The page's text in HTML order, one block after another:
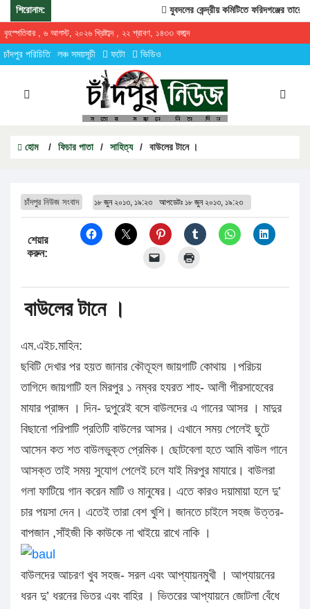
শিরোনাম: যুবদলের কেন্দ্রীয় কমিটিতে ফরিদগঞ্জের তারেকুর
বৃহস্পতিবার , ৬ আগস্ট, ২০২৬ খ্রিষ্টাব্দ , ২২ শ্রাবণ, ১৪৩৩ বঙ্গাব্দ
চাঁদপুর পরিচিতি লঞ্চ সময়সূচী ফটো ভিডিও
হোম / ফিচার পাতা / সাহিত্য / বাউলের টানে ।
চাঁদপুর নিউজ সংবাদ ১৮ জুন ২০১৩, ১৯:২৩ আপডেটঃ ১৮ জুন ২০১৩, ১৯:২৩
শেয়ার
করুন:
বাউলের টানে ।
এম.এইচ.মাহিন:
ছবিটি দেখার পর হয়ত জানার কৌতূহল জায়গাটি কোথায় ।পরিচয়
তাগিদে জায়গাটি হল মিরপুর ১ নম্বর হযরত শাহ- আলী পীরসাহেবের
মাযার প্রাঙ্গন । দিন- দুপুরেই বসে বাউলদের এ গানের আসর । মাদুর
বিছানো পরিপাটি প্রতিটি বাউলের আসর। এখানে সময় পেলেই ছুটে
আসেন কত শত বাউলভুক্ত প্রেমিক। ছোটবেলা হতে আমি বাউল গানে
আসক্ত তাই সময় সুযোগ পেলেই চলে যাই মিরপুর মাযারে। বাউলরা
গলা ফাটিয়ে গান করেন মাটি ও মানুষের। এতে কারও দয়ামায়া হলে দু’
চার পয়সা দেন। এতেই তারা বেশ খুশি। জানতে চাইলে সহজ উত্তর-
বাপজান ,সাঁইজী কি কাউকে না খাইয়ে রাখে নাকি ।
বাউলদের আচরণ খুব সহজ- সরল এবং আপ্যায়নমুখী । আপ্যায়নের
ধরন দু’ ধরনের ভিতর এবং বাহির । ভিতরের আপ্যায়নে জোটলা বেঁধে